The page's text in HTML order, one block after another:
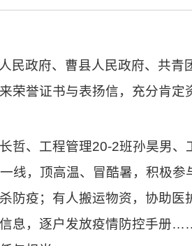
民政府、曹县人民政府、共青
荣誉证书与表扬信，充分肯
哲、工程管理20-2班孙昊男
线，顶高温、冒酷暑，积极
防疫；有人搬运物资，协助
息，逐户发放疫情防控手册